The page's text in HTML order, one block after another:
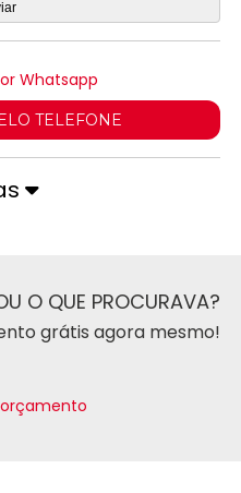
Whatsapp
TELEFONE
O QUE PROCURAVA?
grátis agora mesmo!